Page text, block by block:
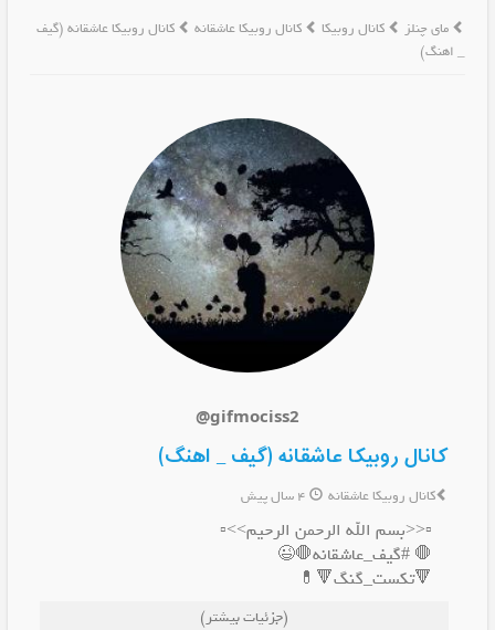
مای چنلز کانال روبیکا کانال روبیکا عاشقانه
کانال روبیکا عاشقانه (گیف
_ اهنگ)
@gifmociss2
کانال روبیکا عاشقانه (گیف _ اهنگ)
کانال روبیکا عاشقانه
▫️<<بسم الله الرحمن الرحیم>>▫️
🛑 #گیف_عاشقانه🛑😉
🔻تکست_گنگ🔻💊
(جزئیات بیشتر)